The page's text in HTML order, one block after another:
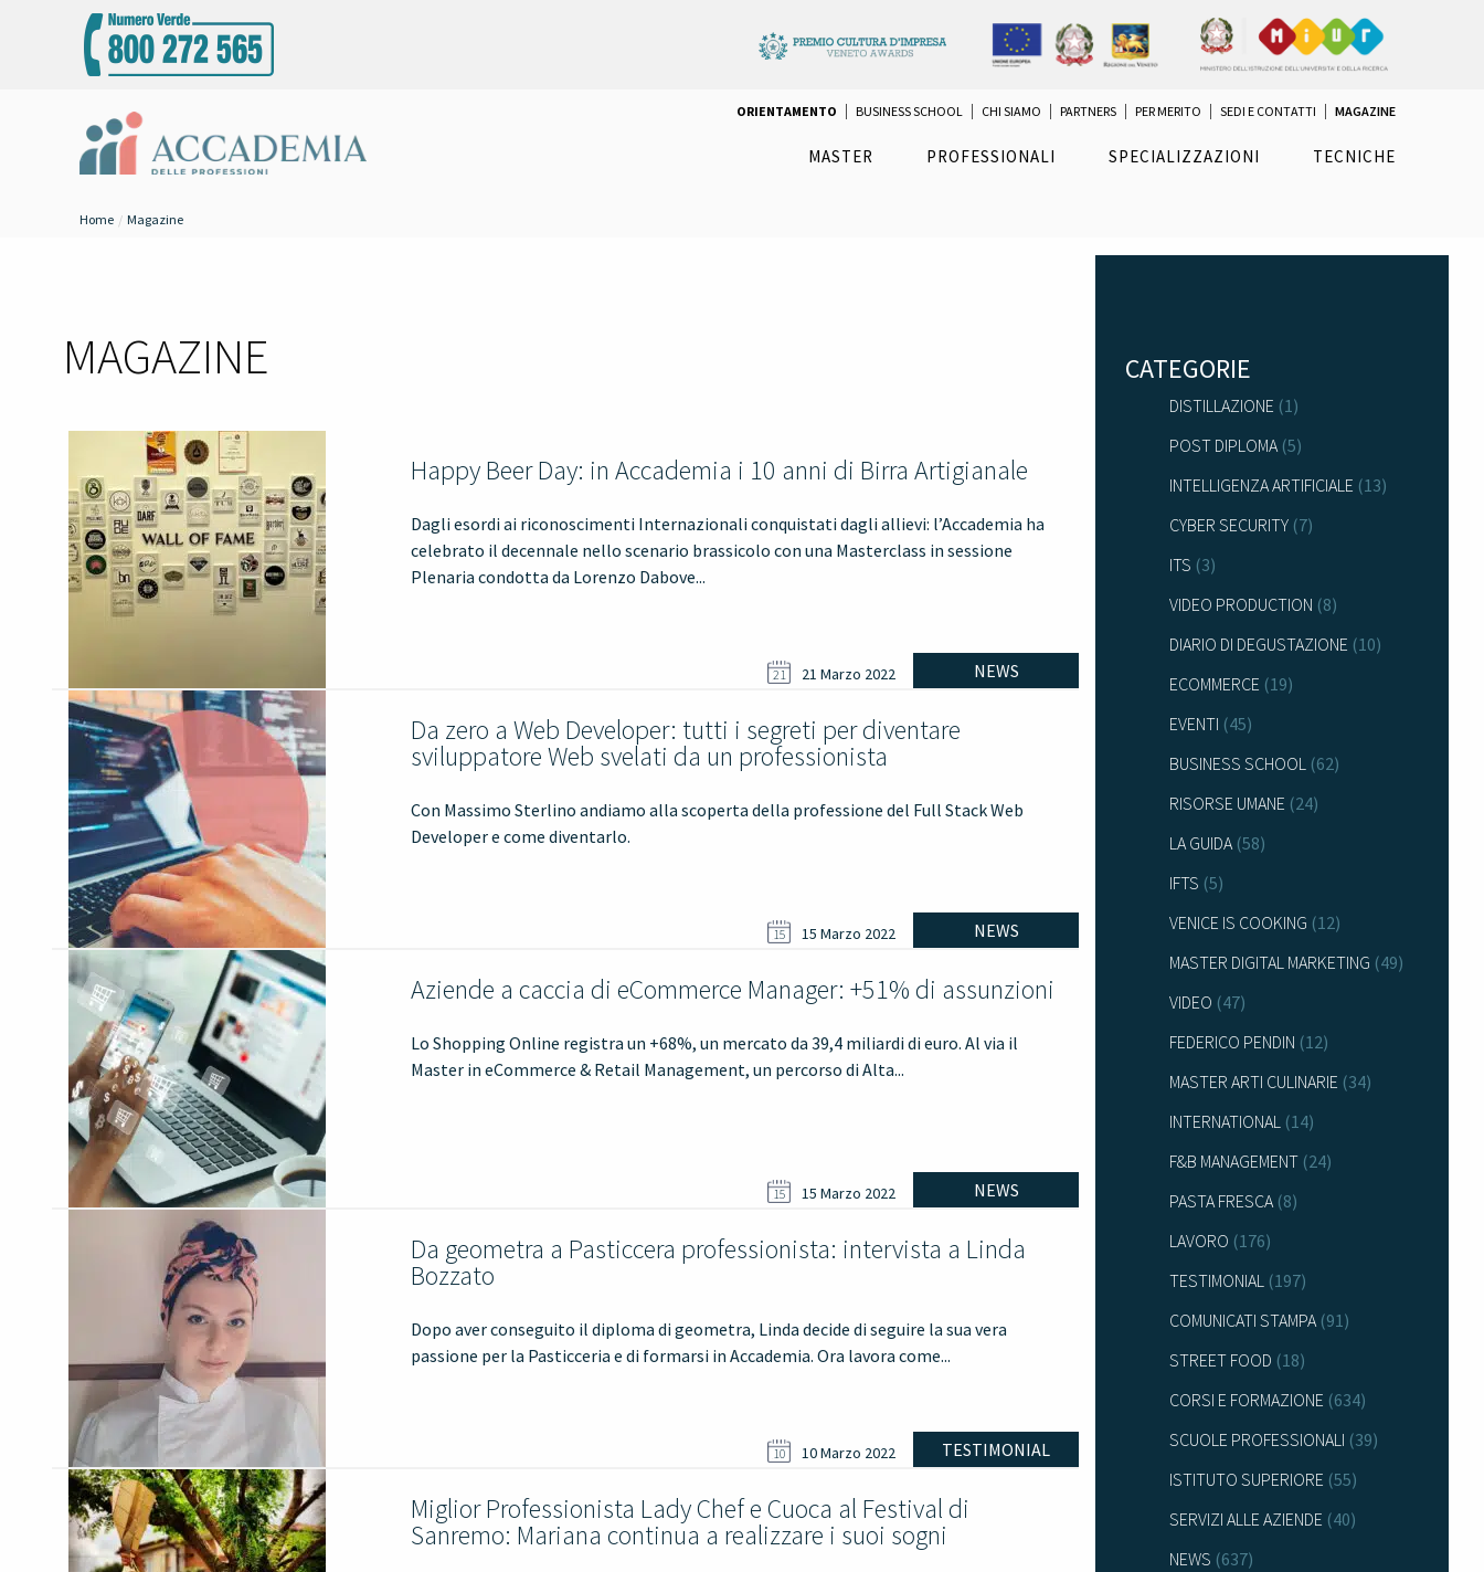
ORIENTAMENTO BUSINESS SCHOOL CHI SIAMO PARTNERS PER MERITO SEDI E CONTATTI MAGAZINE
MASTER PROFESSIONALI SPECIALIZZAZIONI TECNICHE
Home Magazine
MAGAZINE
Happy Beer Day: in Accademia i 10 anni di Birra Artigianale
Dagli esordi ai riconoscimenti Internazionali conquistati dagli allievi: l’Accademia ha
celebrato il decennale nello scenario brassicolo con una Masterclass in sessione
Plenaria condotta da Lorenzo Dabove...
NEWS
21 21 Marzo 2022
Da zero a Web Developer: tutti i segreti per diventare
sviluppatore Web svelati da un professionista
Con Massimo Sterlino andiamo alla scoperta della professione del Full Stack Web
Developer e come diventarlo.
NEWS
15 15 Marzo 2022
Aziende a caccia di eCommerce Manager: +51% di assunzioni
Lo Shopping Online registra un +68%, un mercato da 39,4 miliardi di euro. Al via il
Master in eCommerce & Retail Management, un percorso di Alta...
NEWS
15 15 Marzo 2022
Da geometra a Pasticcera professionista: intervista a Linda
Bozzato
Dopo aver conseguito il diploma di geometra, Linda decide di seguire la sua vera
passione per la Pasticceria e di formarsi in Accademia. Ora lavora come...
TESTIMONIAL
10 10 Marzo 2022
Miglior Professionista Lady Chef e Cuoca al Festival di
Sanremo: Mariana continua a realizzare i suoi sogni
CATEGORIE
DISTILLAZIONE (1)
POST DIPLOMA(5)
INTELLIGENZA ARTIFICIALE (13)
CYBER SECURITY (7)
ITS (3)
VIDEO PRODUCTION (8)
DIARIO DI DEGUSTAZIONE (10)
ECOMMERCE (19)
EVENTI (45)
BUSINESS SCHOOL (62)
RISORSE UMANE (24)
LA GUIDA(58)
IFTS (5)
VENICE IS COOKING (12)
MASTER DIGITAL MARKETING (49)
VIDEO (47)
FEDERICO PENDIN (12)
MASTER ARTI CULINARIE (34)
INTERNATIONAL (14)
F&B MANAGEMENT (24)
PASTA FRESCA(8)
LAVORO (176)
TESTIMONIAL (197)
COMUNICATI STAMPA(91)
STREET FOOD (18)
CORSI E FORMAZIONE (634)
SCUOLE PROFESSIONALI (39)
ISTITUTO SUPERIORE (55)
SERVIZI ALLE AZIENDE (40)
NEWS (637)